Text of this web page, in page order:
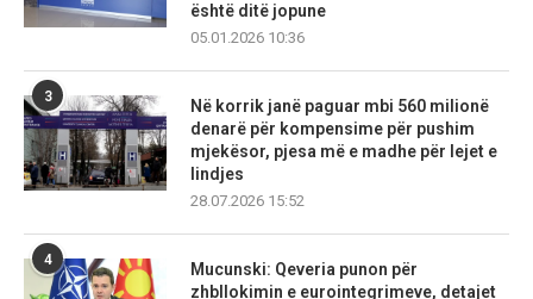
është ditë jopune
05.01.2026 10:36
3
Në korrik janë paguar mbi 560 milionë
denarë për kompensime për pushim
mjekësor, pjesa më e madhe për lejet e
lindjes
28.07.2026 15:52
4
Mucunski: Qeveria punon për
zhbllokimin e eurointegrimeve, detajet